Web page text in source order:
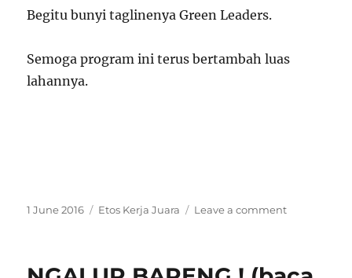
Begitu bunyi taglinenya Green Leaders.
Semoga program ini terus bertambah luas
lahannya.
Posted
1 June 2016 Categories
Etos Kerja Juara Leave a comment